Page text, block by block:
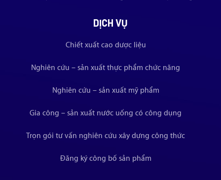
DỊCH VỤ
Chiết xuất cao dược liệu
Nghiên cứu – sản xuất thực phẩm chức năng
Nghiên cứu – sản xuất mỹ phẩm
Gia công – sản xuất nước uống có công dụng
Trọn gói tư vấn nghiên cứu xây dựng công thức
Đăng ký công bố sản phẩm